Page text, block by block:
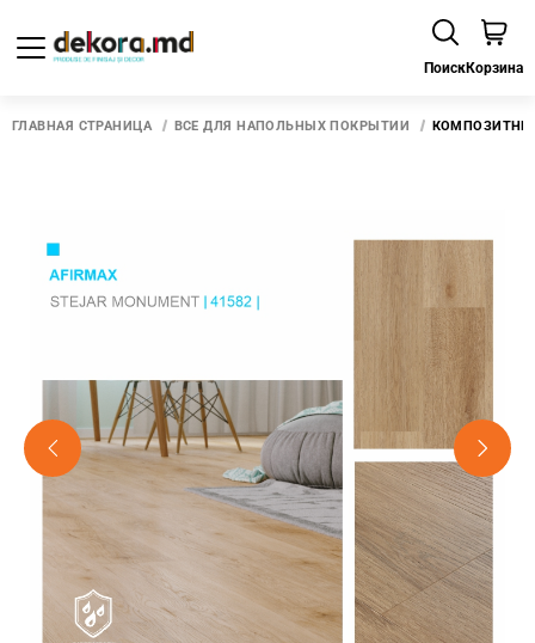
ПоискКорзина
ГЛАВНАЯ СТРАНИЦА ВСЕ ДЛЯ НАПОЛЬНЫХ ПОКРЫТИЙ КОМПОЗИТНЫЙ